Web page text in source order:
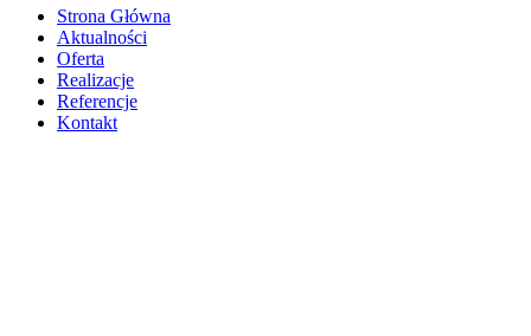
Strona Główna
Aktualności
Oferta
Realizacje
Referencje
Kontakt